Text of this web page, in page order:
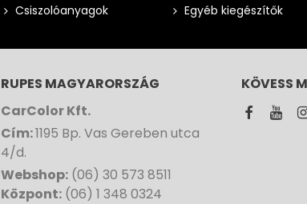
Csiszolóanyagok
Egyéb kiegészítők
RUPES MAGYARORSZÁG
CarColor Kft.
Cím:1195 Bp. Vas Gereben utca
4/d.
Webshop: (06) 30 573 8511
Központ: (06) 1 348 0324
KÖVESS